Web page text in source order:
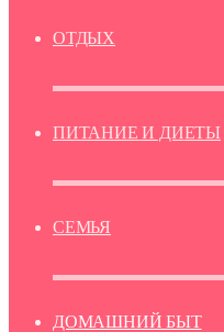
ОТДЫХ
ПИТАНИЕ И ДИЕТЫ
СЕМЬЯ
ДОМАШНИЙ БЫТ